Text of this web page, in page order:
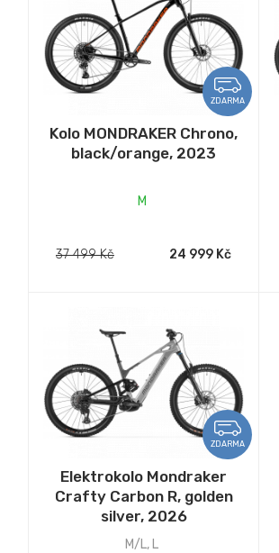
ZDARMA
Kolo MONDRAKER Chrono,
black/orange, 2023
M
37 499 Kč 24 999 Kč
ZDARMA
Elektrokolo Mondraker
Crafty Carbon R, golden
silver, 2026
M/L, L